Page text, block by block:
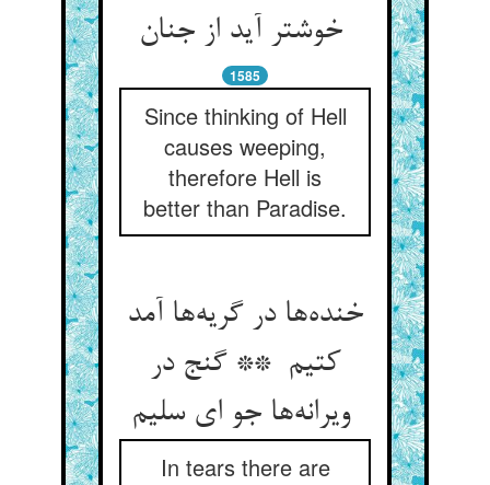
1585
Since thinking of Hell
causes weeping,
therefore Hell is
better than Paradise.
خنده‌ها در گریه‌ها آمد
کتیم ** گنج در
ویرانه‌ها جو ای سلیم
In tears there are